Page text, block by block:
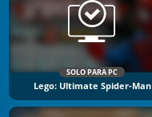
SOLO PARA PC
Lego: Ultimate Spider-Man